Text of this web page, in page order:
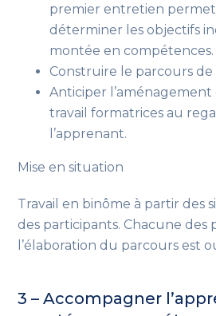
premier entretien
déterminer les objectifs
montée en compétences.
Construire le parcours
Anticiper l’aménagement
travail formatrices au
l’apprenant.
Mise en situation
Travail en binôme à partir des
des participants. Chacune des
l’élaboration du parcours est
3 – Accompagner